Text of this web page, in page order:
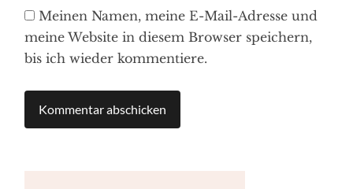
Meinen Namen, meine E-Mail-Adresse und
meine Website in diesem Browser speichern,
bis ich wieder kommentiere.